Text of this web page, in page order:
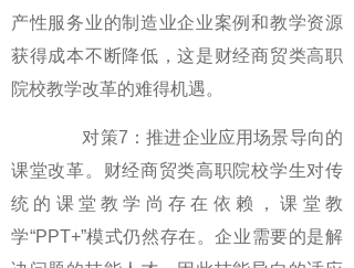
产性服务业的制造业企业案例和教学资源
获得成本不断降低，这是财经商贸类高职
院校教学改革的难得机遇。
对策7：推进企业应用场景导向的
课堂改革。财经商贸类高职院校学生对传
统的课堂教学尚存在依赖，课堂教
学“PPT+”模式仍然存在。企业需要的是解